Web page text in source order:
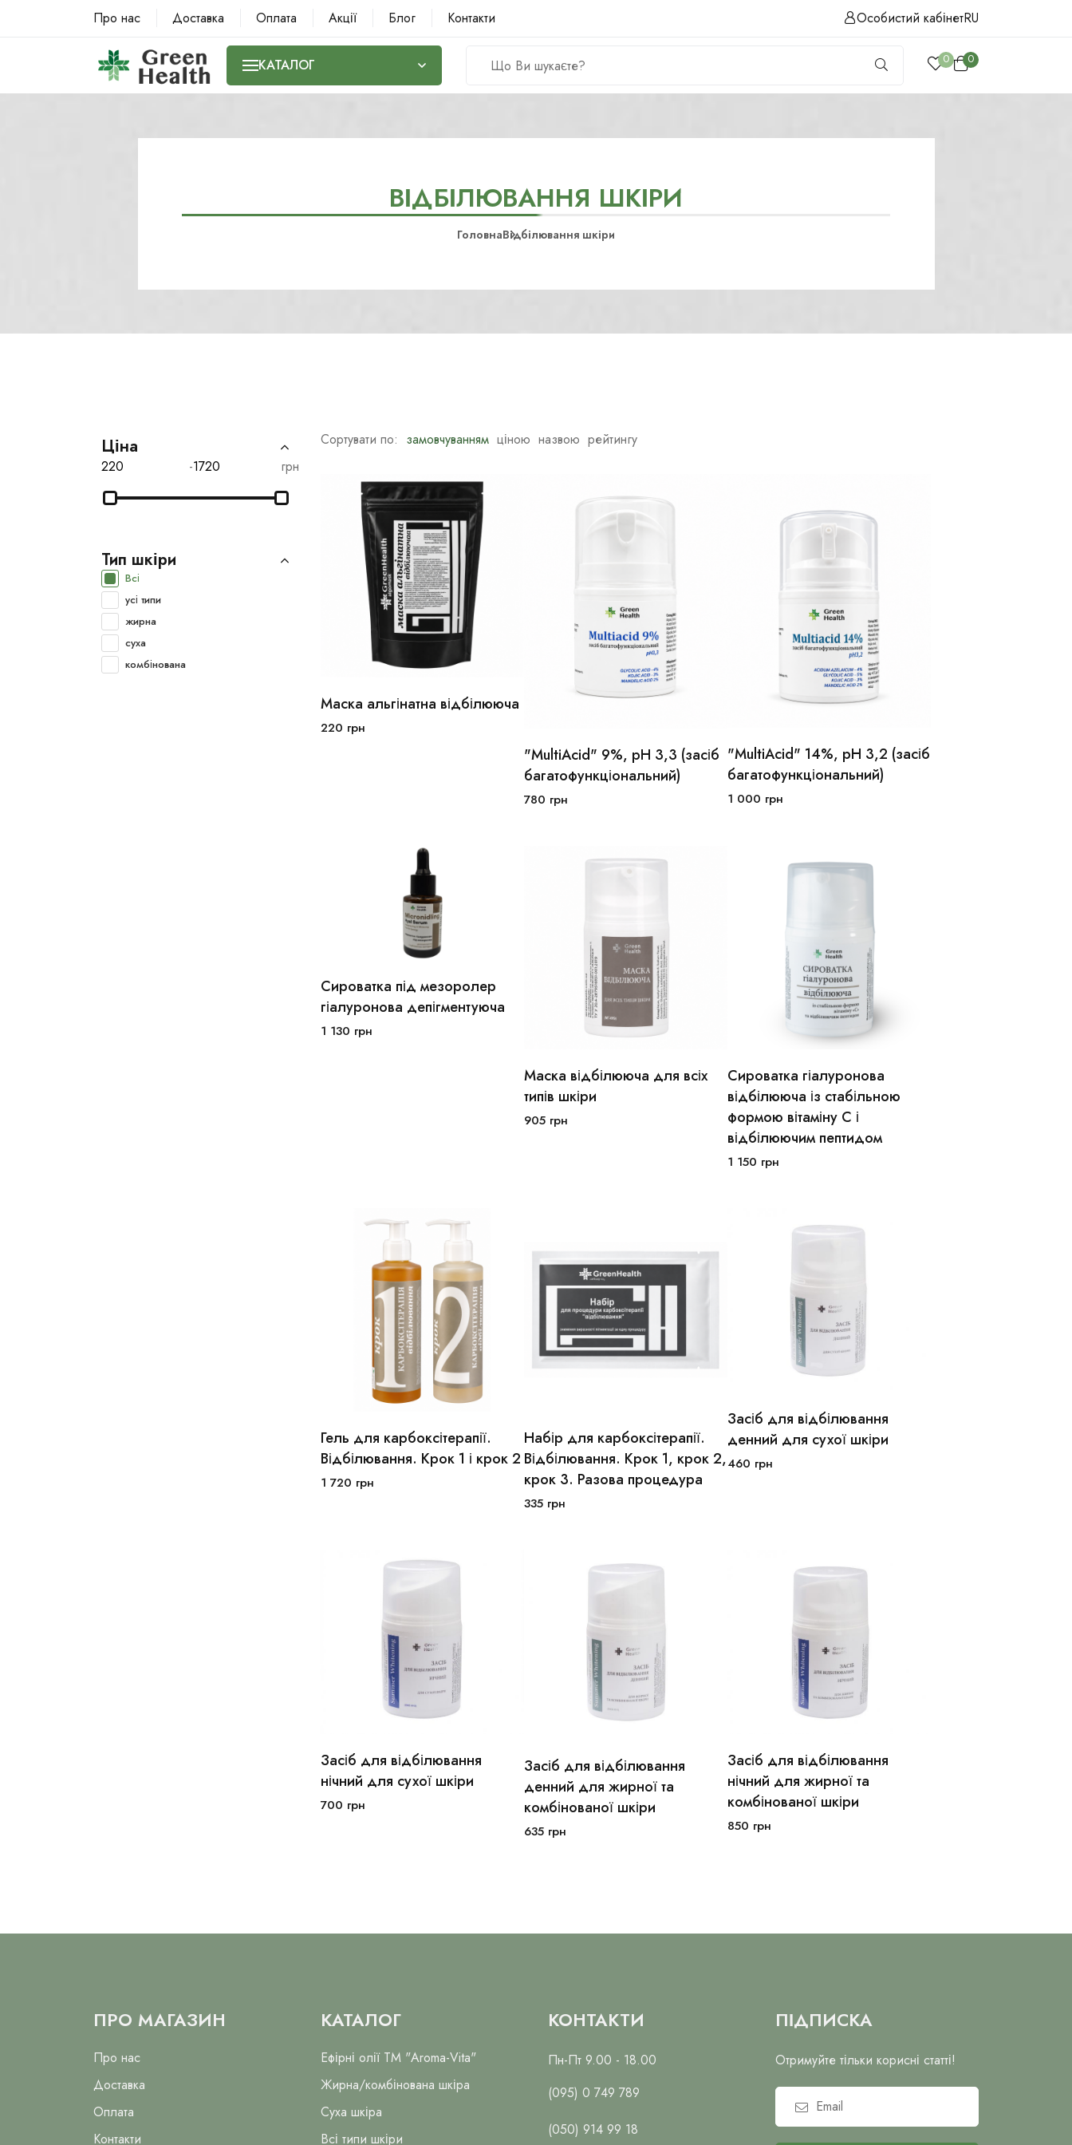
Про нас Доставка Оплата Акції Блог Контакти Особистий кабінетRU
КАТАЛОГ 0 0
ВІДБІЛЮВАННЯ ШКІРИ
ГоловнаВідбілювання шкіри
Ціна
- грн
Тип шкіри
Всі
усі типи
жирна
суха
комбінована
Сортувати по: замовчуванням ціною назвою рейтингу
Маска альгінатна відбілююча
220 грн
30мл 50мл
"MultiAcid" 9%, pH 3,3 (засіб
багатофункціональний)
780 грн
30мл 50мл
"MultiAcid" 14%, pH 3,2 (засіб
багатофункціональний)
1 000 грн
Сироватка під мезоролер
гіалуронова депігментуюча
1 130 грн
50мл
Маска відбілююча для всіх
типів шкіри
905 грн
В кошик
Сироватка гіалуронова
відбілююча із стабільною
формою вітаміну С і
відбілюючим пептидом
1 150 грн
Гель для карбоксітерапії.
Відбілювання. Крок 1 і крок 2
1 720 грн
Набір для карбоксітерапії.
Відбілювання. Крок 1, крок 2,
крок 3. Разова процедура
335 грн
30мл 50мл
Засіб для відбілювання
денний для сухої шкіри
460 грн
30мл 50мл
Засіб для відбілювання
нічний для сухої шкіри
700 грн
30мл 50мл
Засіб для відбілювання
денний для жирної та
комбінованої шкіри
635 грн
30мл 50мл
Засіб для відбілювання
нічний для жирної та
комбінованої шкіри
850 грн
ПРО МАГАЗИН
Про нас
Доставка
Оплата
Контакти
КАТАЛОГ
Ефірні олії ТМ "Aroma-Vita"
Жирна/комбінована шкіра
Суха шкіра
Всі типи шкіри
КОНТАКТИ
Пн-Пт 9.00 - 18.00
(095) 0 749 789
(050) 914 99 18
ПІДПИСКА
Отримуйте тільки корисні статті!